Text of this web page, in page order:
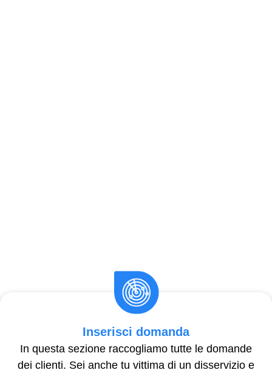
Inserisci domanda
In questa sezione raccogliamo tutte le domande
dei clienti. Sei anche tu vittima di un disservizio e